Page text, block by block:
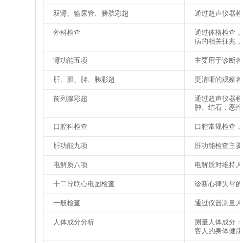
双肾、输尿管、膀胱彩超 通过超声仪器
外科检查
通过体格检查
病的相关征兆
肾功能五项 主要用于诊断
肝、胆、脾、胰彩超 更清晰的观察
前列腺彩超
通过超声仪器
肿、结石，恶
口腔科检查 口腔常规检查
肝功能九项 肝功能检查主
电解质八项 电解质对维持
十二导联心电图检查 诊断心律失常
一般检查 通过仪器测量
人体成分分析
测量人体成分
客人的身体健